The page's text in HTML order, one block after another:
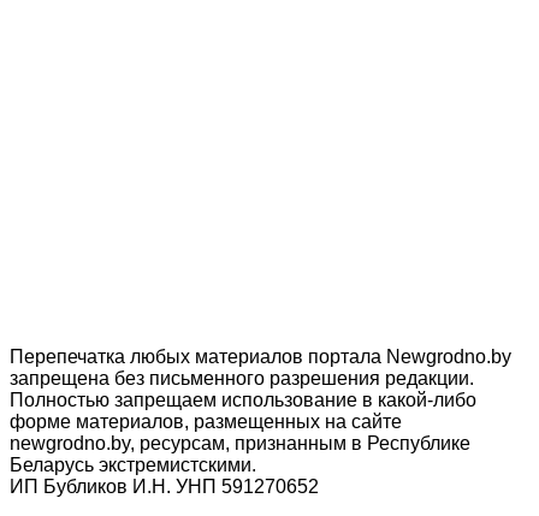
Перепечатка любых материалов портала Newgrodno.by
запрещена без письменного разрешения редакции.
Полностью запрещаем использование в какой-либо
форме материалов, размещенных на сайте
newgrodno.by, ресурсам, признанным в Республике
Беларусь экстремистскими.
ИП Бубликов И.Н. УНП 591270652